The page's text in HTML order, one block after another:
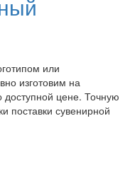
или
изготовим на
цене. Точную
поставки сувенирной